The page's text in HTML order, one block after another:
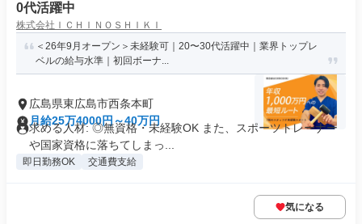
0代活躍中
株式会社ＩＣＨＩＮＯＳＨＩＫＩ
＜26年9月オープン＞未経験可｜20〜30代活躍中｜業界トップレ
ベルの給与水準｜初回ボーナ...
広島県東広島市西条本町
月給25万4000円～40万円
求める人材: ◎無資格・未経験OK また、スポーツトレーナー
や国家資格に落ちてしまっ...
即日勤務OK 交通費支給
気になる